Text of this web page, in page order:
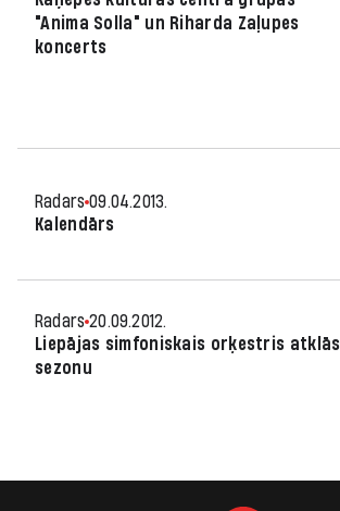
"Anima Solla" un Riharda Zaļupes
koncerts
Radars 09.04.2013.
Kalendārs
Radars 20.09.2012.
Liepājas simfoniskais orķestris atklās
sezonu